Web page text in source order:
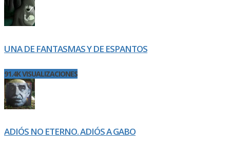
UNA DE FANTASMAS Y DE ESPANTOS
91.4K VISUALIZACIONES
ADIÓS NO ETERNO. ADIÓS A GABO